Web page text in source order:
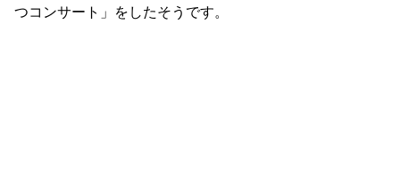
つコンサート」をしたそうです。